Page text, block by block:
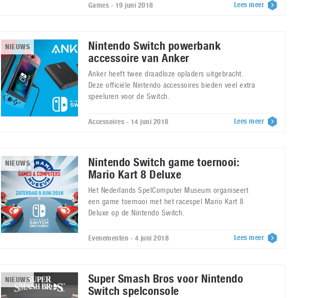
Games - 19 juni 2018 Lees meer
NIEUWS
Nintendo Switch powerbank
accessoire van Anker
Anker heeft twee draadloze opladers uitgebracht.
Deze officiële Nintendo accessoires bieden veel extra
speeluren voor de Switch.
Accessoires - 14 juni 2018 Lees meer
NIEUWS
Nintendo Switch game toernooi:
Mario Kart 8 Deluxe
Het Nederlands SpelComputer Museum organiseert
een game toernooi met het racespel Mario Kart 8
Deluxe op de Nintendo Switch.
Evenementen - 4 juni 2018 Lees meer
NIEUWS
Super Smash Bros voor Nintendo
Switch spelconsole